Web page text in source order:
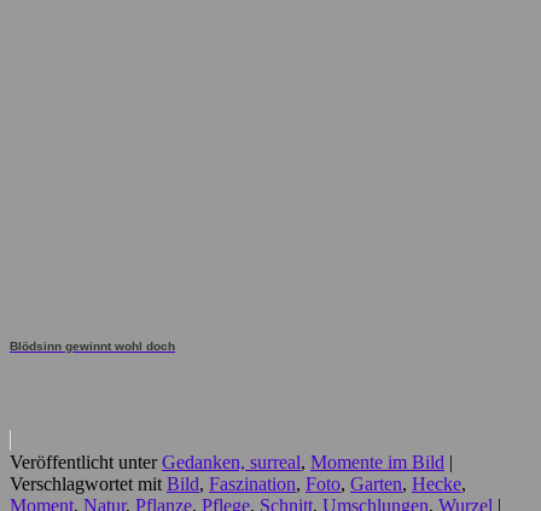
Blödsinn gewinnt wohl doch
Veröffentlicht unter Gedanken, surreal, Momente im Bild |
Verschlagwortet mit Bild, Faszination, Foto, Garten, Hecke,
Moment, Natur, Pflanze, Pflege, Schnitt, Umschlungen, Wurzel |